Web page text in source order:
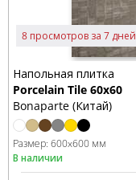
8 просмотров за 7 дней
Напольная плитка
Porcelain Tile 60x60
Bonaparte (Китай)
Размер: 600x600 мм
В наличии